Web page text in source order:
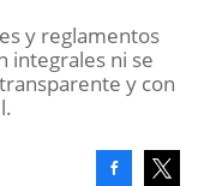
y reglamentos
integrales ni se
y con